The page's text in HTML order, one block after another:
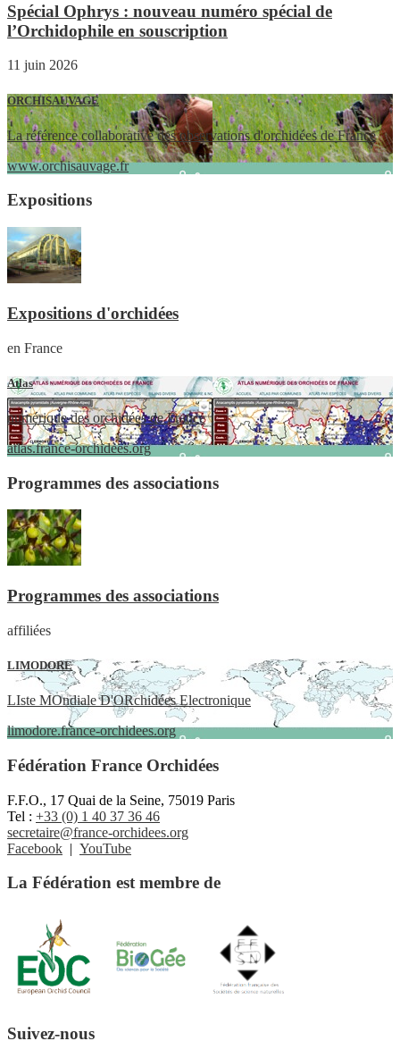
Spécial Ophrys : nouveau numéro spécial de
l’Orchidophile en souscription
11 juin 2026
ORCHISAUVAGE
La référence collaborative des observations d'orchidées de France
www.orchisauvage.fr
Expositions
Expositions d'orchidées
en France
Atlas
numérique des orchidées de France
atlas.france-orchidees.org
Programmes des associations
Programmes des associations
affiliées
LIMODORE
LIste MOndiale D'ORchidées Electronique
limodore.france-orchidees.org
Fédération France Orchidées
F.F.O., 17 Quai de la Seine, 75019 Paris
Tel : +33 (0) 1 40 37 36 46
secretaire@france-orchidees.org
Facebook | YouTube
La Fédération est membre de
Suivez-nous